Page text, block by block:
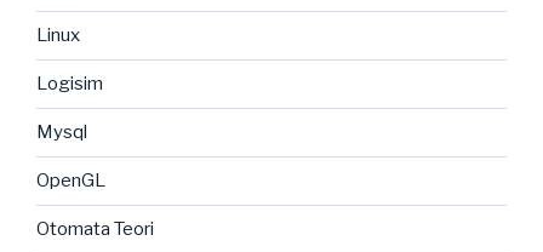
Linux
Logisim
Mysql
OpenGL
Otomata Teori